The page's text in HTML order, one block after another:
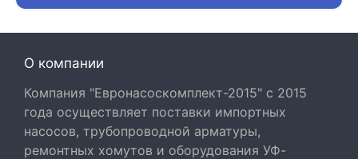
О компании
Компания "Евронасоскомплект-2015" с 2015
года осуществляет поставки импортных
насосов, трубопроводной арматуры,
ремонтных хомутов и оборудования УФ-